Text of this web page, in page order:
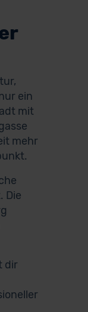
ein
mit
mehr
Die
dir